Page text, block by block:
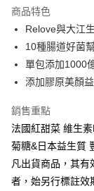
悠遊付
Google Pay
全盈+PAY
相關說明
【關於「AFTEE先
AFTEE先享後付是
１．簡單：不需註
２．便利：只要手機
ATM付款
運送方式
商品特色
Relove與大江
10種腸道好菌
單包添加1000
添加膠原美顏
銷售重點
法國紅甜菜 維生
菊糖&日本益生質
凡出貨商品，其有
者，始另行標註效